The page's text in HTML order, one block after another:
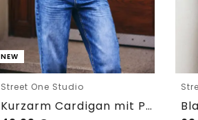
NEW
Street One Studio
Kurzarm Cardigan mit Polokragen